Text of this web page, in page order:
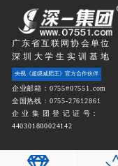
广东省互联网协会单位
深圳大学生实训基地
央视《超级减肥王》官方合作伙伴
企业邮箱：0755#07551.com
全国热线：0755-27612861
企 业 集 团 登 记 证 号：
440301800024142